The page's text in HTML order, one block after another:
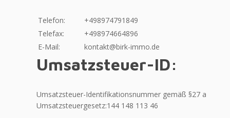
Telefon:
+498974791849
Telefax:
+498974664896
E-Mail:
kontakt@birk-immo.de
Umsatzsteuer-ID:
Umsatzsteuer-Identifikationsnummer gemäß §27 a
Umsatzsteuergesetz:144 148 113 46